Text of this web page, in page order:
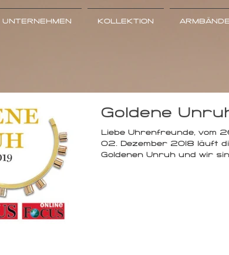
UNTERNEHMEN KOLLEKTION
Goldene
Liebe Uhrenfreunde, vom
02. Dezember 2018 läuft
Goldenen Unruh und wir